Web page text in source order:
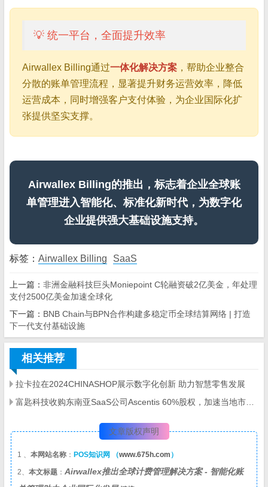
💡 统一平台，全面提升效率
Airwallex Billing通过一体化解决方案 ，帮助企业整合
分散的账单管理流程，显著提升财务运营效率，降低
运营成本，同时增强客户支付体验，为企业国际化扩
张提供坚实支撑。
Airwallex Billing的推出，标志着企业全球账
单管理进入智能化、标准化新时代，为数字化
企业提供强大基础设施支持。
标签： Airwallex Billing SaaS
上一篇： 非洲金融科技巨头Moniepoint C轮融资破2亿美金，年处理
支付2500亿美金加速全球化
下一篇： BNB Chain与BPN合作构建多稳定币全球结算网络 | 打造
下一代支付基础设施
相关推荐
拉卡拉在2024CHINASHOP展示数字化创新 助力智慧零售发展
文章版权声明
1 、 本网站名称 ： POS知识网 （www.675h.com ）
2、 本文标题 ： Airwallex推出全球计费管理解决方案 - 智能化账